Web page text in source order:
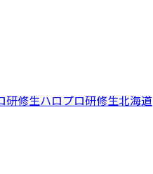
研修生ハロプロ研修生北海道